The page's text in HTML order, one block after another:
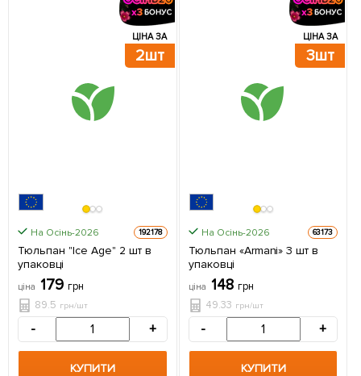
ЦІНА ЗА
2шт
На Осінь-2026 192178
Тюльпан "Ice Age" 2 шт в
упаковці
ціна 179 грн
89.5 грн/шт
- +
КУПИТИ
ЦІНА ЗА
3шт
На Осінь-2026 63173
Тюльпан «Armani» 3 шт в
упаковці
ціна 148 грн
49.33 грн/шт
- +
КУПИТИ